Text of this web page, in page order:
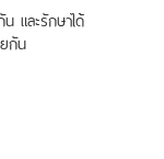
และรักษาได้
กัน